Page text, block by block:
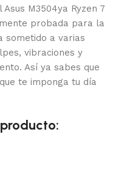
M3504ya Ryzen 7
probada para la
sometido a varias
vibraciones y
Así ya sabes que
te imponga tu día